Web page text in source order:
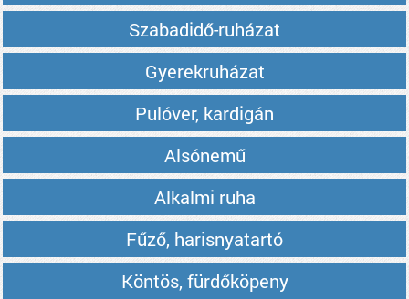
Szabadidő-ruházat
Gyerekruházat
Pulóver, kardigán
Alsónemű
Alkalmi ruha
Fűző, harisnyatartó
Köntös, fürdőköpeny